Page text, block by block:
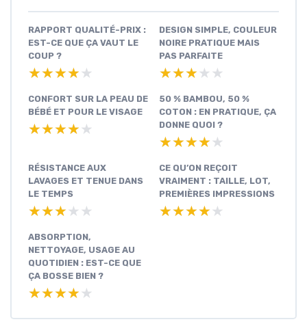
RAPPORT QUALITÉ-PRIX :
EST-CE QUE ÇA VAUT LE
COUP ?
★★★★★
★★★★★
DESIGN SIMPLE, COULEUR
NOIRE PRATIQUE MAIS
PAS PARFAITE
★★★★★
★★★★★
CONFORT SUR LA PEAU DE
BÉBÉ ET POUR LE VISAGE
★★★★★
★★★★★
50 % BAMBOU, 50 %
COTON : EN PRATIQUE, ÇA
DONNE QUOI ?
★★★★★
★★★★★
RÉSISTANCE AUX
LAVAGES ET TENUE DANS
LE TEMPS
★★★★★
★★★★★
CE QU’ON REÇOIT
VRAIMENT : TAILLE, LOT,
PREMIÈRES IMPRESSIONS
★★★★★
★★★★★
ABSORPTION,
NETTOYAGE, USAGE AU
QUOTIDIEN : EST-CE QUE
ÇA BOSSE BIEN ?
★★★★★
★★★★★